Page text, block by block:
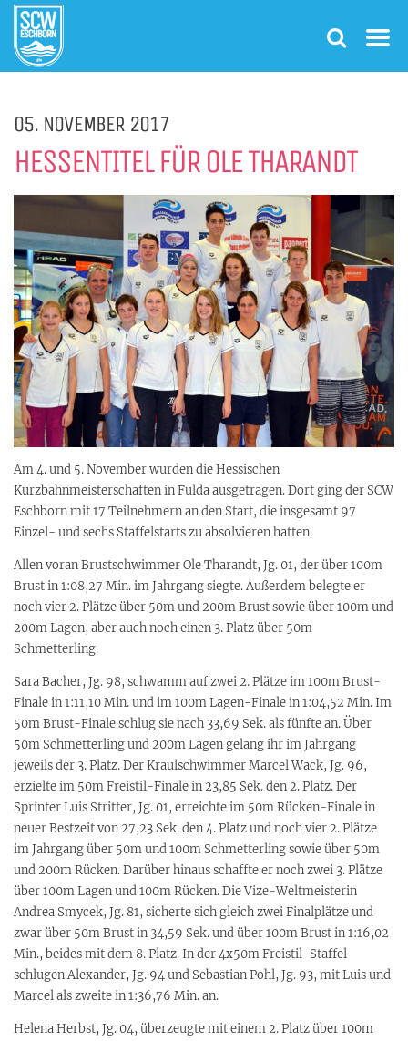
05. NOVEMBER 2017
HESSENTITEL FÜR OLE THARANDT
Am 4. und 5. November wurden die Hessischen
Kurzbahnmeisterschaften in Fulda ausgetragen. Dort ging der SCW
Eschborn mit 17 Teilnehmern an den Start, die insgesamt 97
Einzel- und sechs Staffelstarts zu absolvieren hatten.
Allen voran Brustschwimmer Ole Tharandt, Jg. 01, der über 100m
Brust in 1:08,27 Min. im Jahrgang siegte. Außerdem belegte er
noch vier 2. Plätze über 50m und 200m Brust sowie über 100m und
200m Lagen, aber auch noch einen 3. Platz über 50m
Schmetterling.
Sara Bacher, Jg. 98, schwamm auf zwei 2. Plätze im 100m Brust-
Finale in 1:11,10 Min. und im 100m Lagen-Finale in 1:04,52 Min. Im
50m Brust-Finale schlug sie nach 33,69 Sek. als fünfte an. Über
50m Schmetterling und 200m Lagen gelang ihr im Jahrgang
jeweils der 3. Platz. Der Kraulschwimmer Marcel Wack, Jg. 96,
erzielte im 50m Freistil-Finale in 23,85 Sek. den 2. Platz. Der
Sprinter Luis Stritter, Jg. 01, erreichte im 50m Rücken-Finale in
neuer Bestzeit von 27,23 Sek. den 4. Platz und noch vier 2. Plätze
im Jahrgang über 50m und 100m Schmetterling sowie über 50m
und 200m Rücken. Darüber hinaus schaffte er noch zwei 3. Plätze
über 100m Lagen und 100m Rücken. Die Vize-Weltmeisterin
Andrea Smycek, Jg. 81, sicherte sich gleich zwei Finalplätze und
zwar über 50m Brust in 34,59 Sek. und über 100m Brust in 1:16,02
Min., beides mit dem 8. Platz. In der 4x50m Freistil-Staffel
schlugen Alexander, Jg. 94 und Sebastian Pohl, Jg. 93, mit Luis und
Marcel als zweite in 1:36,76 Min. an.
Helena Herbst, Jg. 04, überzeugte mit einem 2. Platz über 100m